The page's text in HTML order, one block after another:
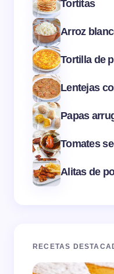
Tortitas
Arroz
Tortilla de
Lentejas
Papas
Tomates
Alitas de
RECETAS